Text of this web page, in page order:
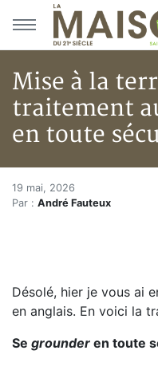
Aller au menu principal
Aller au contenu principal
Mise à la
traitement
en toute
Accueil
Articles
Mise à la terre
Mise à la
19 mai, 2026
Par : André Fauteux
Désolé, hier je vous ai
en anglais. En voici la
Se grounder en toute